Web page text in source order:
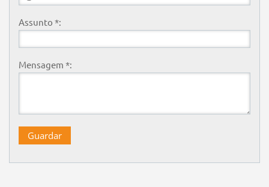
Assunto *:
Mensagem *: